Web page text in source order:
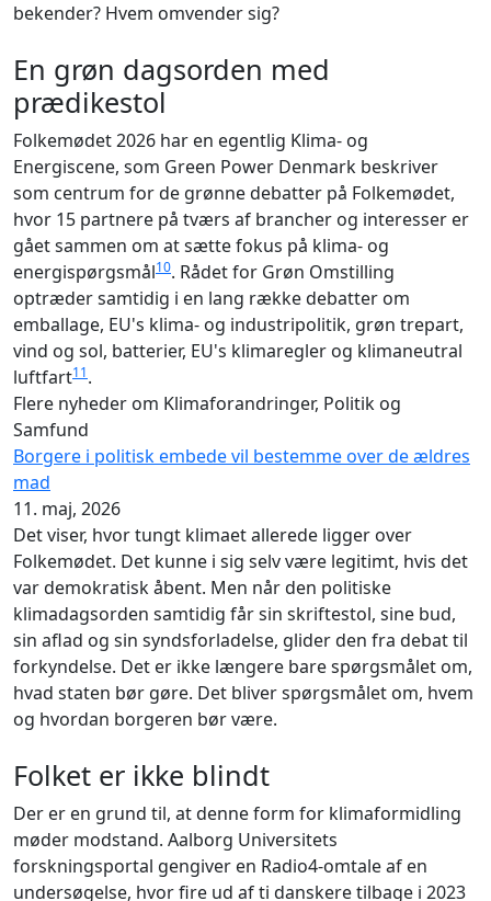
bekender? Hvem omvender sig?
En grøn dagsorden med
prædikestol
Folkemødet 2026 har en egentlig Klima- og
Energiscene, som Green Power Denmark beskriver
som centrum for de grønne debatter på Folkemødet,
hvor 15 partnere på tværs af brancher og interesser er
gået sammen om at sætte fokus på klima- og
energispørgsmål10. Rådet for Grøn Omstilling
optræder samtidig i en lang række debatter om
emballage, EU's klima- og industripolitik, grøn trepart,
vind og sol, batterier, EU's klimaregler og klimaneutral
luftfart11.
Flere nyheder om Klimaforandringer, Politik og
Samfund
Borgere i politisk embede vil bestemme over de ældres
mad
11. maj, 2026
Det viser, hvor tungt klimaet allerede ligger over
Folkemødet. Det kunne i sig selv være legitimt, hvis det
var demokratisk åbent. Men når den politiske
klimadagsorden samtidig får sin skriftestol, sine bud,
sin aflad og sin syndsforladelse, glider den fra debat til
forkyndelse. Det er ikke længere bare spørgsmålet om,
hvad staten bør gøre. Det bliver spørgsmålet om, hvem
og hvordan borgeren bør være.
Folket er ikke blindt
Der er en grund til, at denne form for klimaformidling
møder modstand. Aalborg Universitets
forskningsportal gengiver en Radio4-omtale af en
undersøgelse, hvor fire ud af ti danskere tilbage i 2023